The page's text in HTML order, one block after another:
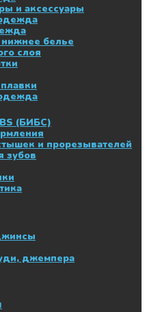
и аксессуары
белье
слоя
(БИБС)
и прорезывателей
зубов
джемпера